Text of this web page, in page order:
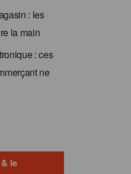
: les
la main
: ces
ne
le